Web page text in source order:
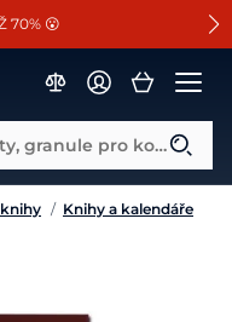
Cassini!
70% 😮
sedlům ZDARMA 🐴
Co hledáte? Např. jezdecké boty, granule pro koně...
/ Knihy a kalendáře